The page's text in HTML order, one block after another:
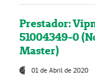
Prestador:
51004349-0
Master)
01 de Abril de 2020